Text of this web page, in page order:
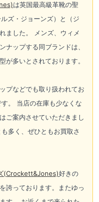
は英国最高級革靴の聖
ズ・ジョーンズ）と（ジ
ました。 メンズ、ウィメ
ナップする同ブランドは、
が多いとされております。
プなどでも取り扱われてお
。 当店の在庫も少なくな
ご案内させていただきまし
多く、ぜひともお買取さ
(Crockett&Jones)好きの
誇っております。またゆっ